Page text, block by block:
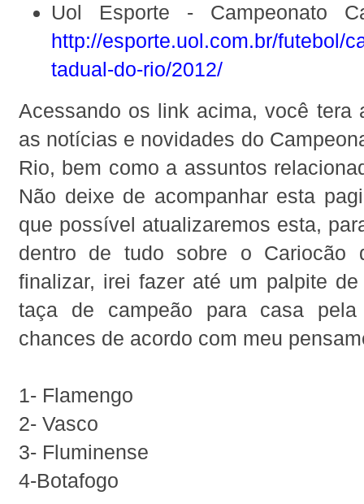
Uol Esporte - Campeonato
http://esporte.uol.com.br/futebol/
tadual-do-rio/2012/
Acessando os link acima, você tera
as notícias e novidades do
Rio, bem como a assuntos
Não deixe de acompanhar esta
que possível atualizaremos esta,
dentro de tudo sobre o Cariocão
finalizar, irei fazer até um palpite
taça de campeão para casa pela
chances de acordo com meu
1- Flamengo
2- Vasco
3- Fluminense
4-Botafogo